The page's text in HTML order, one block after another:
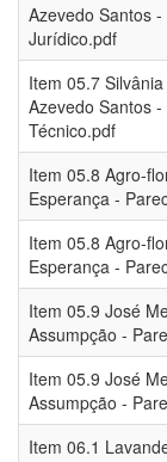
Azevedo Santos
Jurídico.pdf
Item 05.7
Azevedo Santos
Técnico.pdf
Item 05.8 Agro-
Esperança -
Item 05.8 Agro-
Esperança -
Item 05.9 José
Assumpção -
Item 05.9 José
Assumpção -
Item 06.1